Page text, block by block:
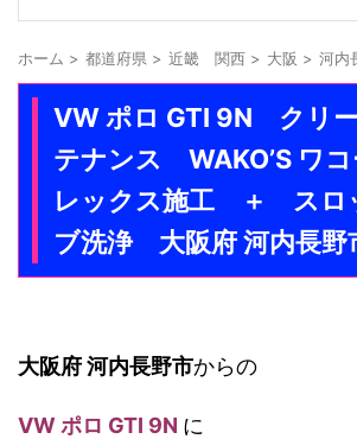
ホーム > 都道府県 > 近畿 関西 > 大阪 > 河内
VW ポロ GTI 9N クリ
テナンス WAKO’S ワコ
レックス施工 ＋ スロ
ブ洗浄 大阪府 河内長野
大阪府 河内長野市からの
VW ポロ GTI 9N に